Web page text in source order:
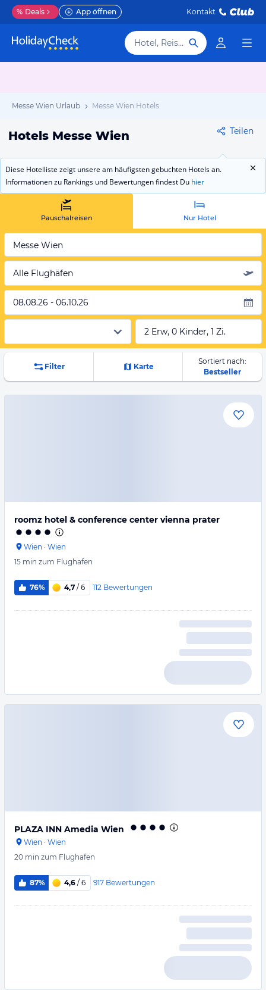
% Deals App öffnen Kontakt
Hotel, Reiseziel
Messe Wien Urlaub Messe Wien Hotels
Hotels Messe Wien Teilen
Diese Hotelliste zeigt unsere am häufigsten gebuchten Hotels an.
Informationen zu Rankings und Bewertungen findest Du hier
Pauschalreisen Nur Hotel
Messe Wien
Alle Flughäfen
08.08.26 - 06.10.26
2 Erw, 0 Kinder, 1 Zi.
Filter Karte
Sortiert nach:
Bestseller
roomz hotel & conference center vienna prater
Wien · Wien
15 min zum Flughafen
76% 4,7 / 6 112 Bewertungen
PLAZA INN Amedia Wien
Wien · Wien
20 min zum Flughafen
87% 4,6 / 6 917 Bewertungen